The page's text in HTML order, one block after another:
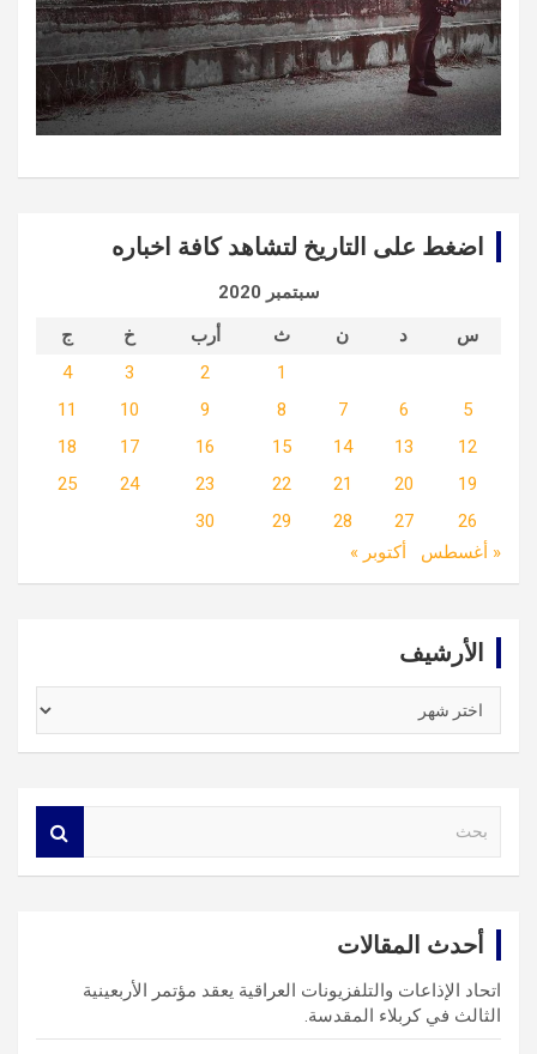
اضغط على التاريخ لتشاهد كافة اخباره
سبتمبر 2020
س
د ن ث أرب خ
ج
1
2
3
4
5
6
7
8
9
10
11
12
13
14
15
16
17
18
19
20
21
22
23
24
25
26
27
28
29
30
« أغسطس
أكتوبر »
الأرشيف
أحدث المقالات
اتحاد الإذاعات والتلفزيونات العراقية يعقد مؤتمر الأربعينية
الثالث في كربلاء المقدسة.